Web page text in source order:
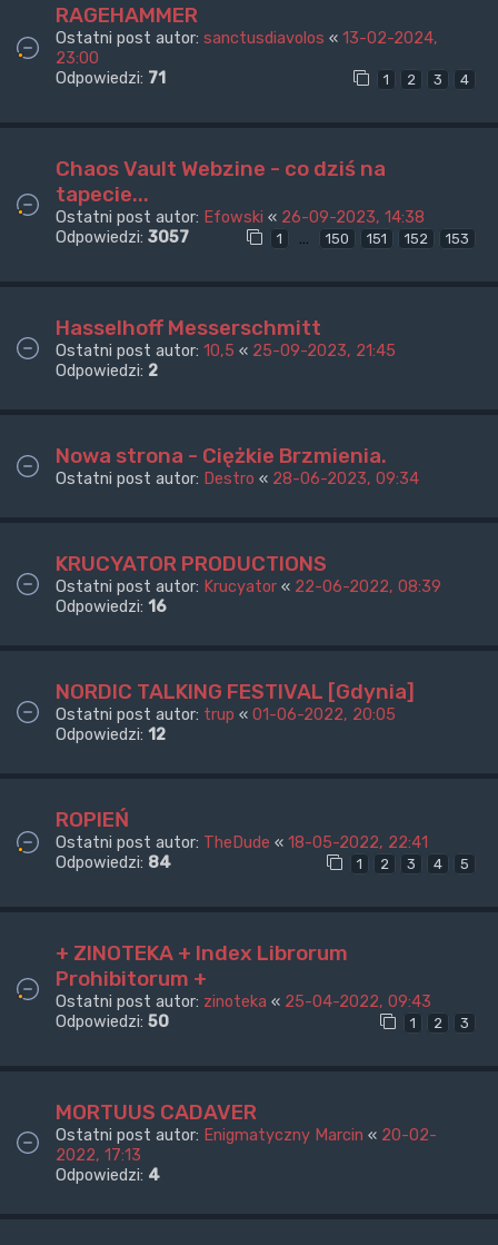
RAGEHAMMER
Ostatni post autor: sanctusdiavolos « 13-02-2024,
23:00
Odpowiedzi: 71 1 2 3 4
Chaos Vault Webzine - co dziś na
tapecie...
Ostatni post autor: Efowski « 26-09-2023, 14:38
Odpowiedzi: 3057 1 … 150 151 152 153
Hasselhoff Messerschmitt
Ostatni post autor: 10,5 « 25-09-2023, 21:45
Odpowiedzi: 2
Nowa strona - Ciężkie Brzmienia.
Ostatni post autor: Destro « 28-06-2023, 09:34
KRUCYATOR PRODUCTIONS
Ostatni post autor: Krucyator « 22-06-2022, 08:39
Odpowiedzi: 16
NORDIC TALKING FESTIVAL [Gdynia]
Ostatni post autor: trup « 01-06-2022, 20:05
Odpowiedzi: 12
ROPIEŃ
Ostatni post autor: TheDude « 18-05-2022, 22:41
Odpowiedzi: 84 1 2 3 4 5
+ ZINOTEKA + Index Librorum
Prohibitorum +
Ostatni post autor: zinoteka « 25-04-2022, 09:43
Odpowiedzi: 50 1 2 3
MORTUUS CADAVER
Ostatni post autor: Enigmatyczny Marcin « 20-02-
2022, 17:13
Odpowiedzi: 4